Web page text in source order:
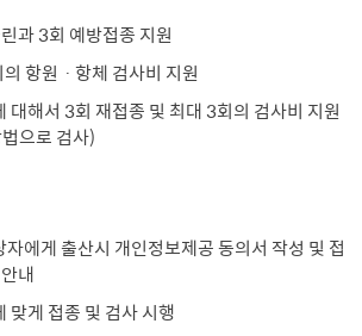
과 3회 예방접종 지원
항원ㆍ항체 검사비 지원
대해서 3회 재접종 및 최대 3회의 검사비 지원
으로 검사)
에게 출산시 개인정보제공 동의서 작성 및 접
내
맞게 접종 및 검사 시행